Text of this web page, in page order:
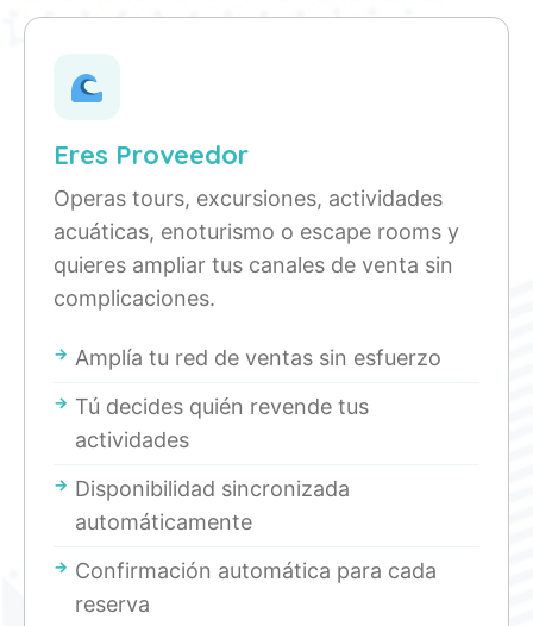
Eres Proveedor
Operas tours, excursiones, actividades
acuáticas, enoturismo o escape rooms y
quieres ampliar tus canales de venta sin
complicaciones.
Amplía tu red de ventas sin esfuerzo
Tú decides quién revende tus
actividades
Disponibilidad sincronizada
automáticamente
Confirmación automática para cada
reserva